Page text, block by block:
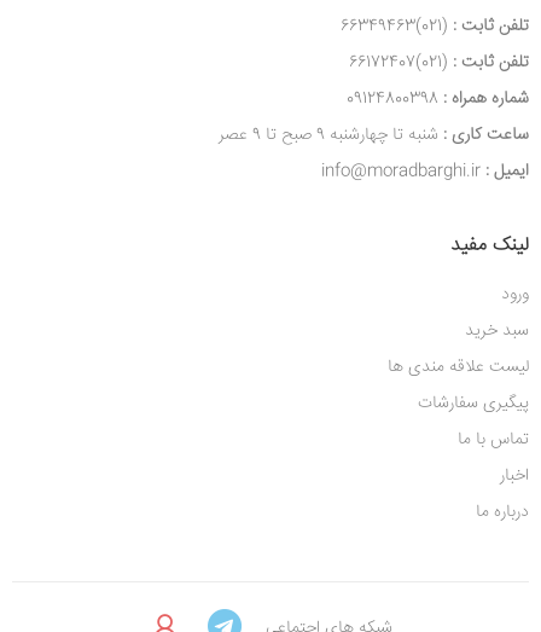
تلفن ثابت : (021)66349463
تلفن ثابت : (021)66172407
شماره همراه : 09124800398
ساعت کاری : شنبه تا چهارشنبه 9 صبح تا 9 عصر
ایمیل : info@moradbarghi.ir
لینک مفید
ورود
سبد خرید
لیست علاقه مندی ها
پیگیری سفارشات
تماس با ما
اخبار
درباره ما